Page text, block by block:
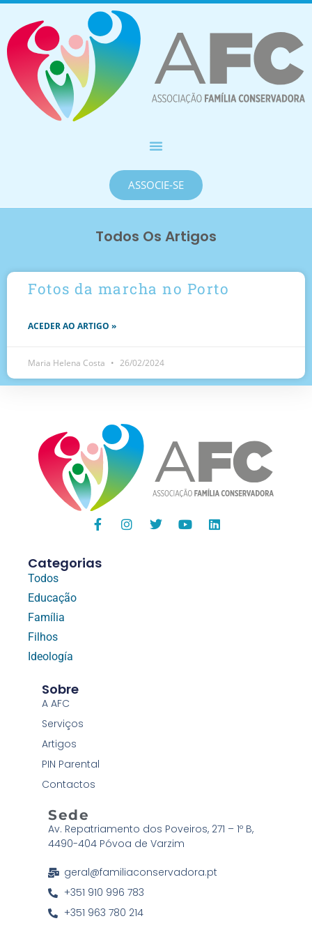
ASSOCIE-SE
Todos Os Artigos
Fotos da marcha no Porto
ACEDER AO ARTIGO »
Maria Helena Costa 26/02/2024
Categorias
Todos
Educação
Família
Filhos
Ideología
Sobre
A AFC
Serviços
Artigos
PIN Parental
Contactos
Sede
Av. Repatriamento dos Poveiros, 271 – 1º B,
4490-404 Póvoa de Varzim
geral@familiaconservadora.pt
+351 910 996 783
+351 963 780 214